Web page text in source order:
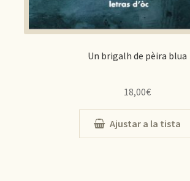
Un brigalh de pèira blua
18,00€
Ajustar a la tista